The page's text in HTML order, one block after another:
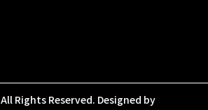
All Rights Reserved. Designed by